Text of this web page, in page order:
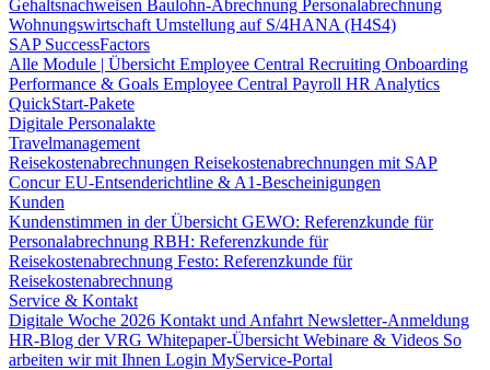
Gehaltsnachweisen Baulohn-Abrechnung Personalabrechnung
Wohnungswirtschaft Umstellung auf S/4HANA (H4S4)
SAP SuccessFactors
Alle Module | Übersicht Employee Central Recruiting Onboarding
Performance & Goals Employee Central Payroll HR Analytics
QuickStart-Pakete
Digitale Personalakte
Travelmanagement
Reisekostenabrechnungen Reisekostenabrechnungen mit SAP
ConcurEU-Entsenderichtline & A1-Bescheinigungen
Kunden
Kundenstimmen in der Übersicht GEWO: Referenzkunde für
Personalabrechnung RBH: Referenzkunde für
Reisekostenabrechnung Festo: Referenzkunde für
Reisekostenabrechnung
Service & Kontakt
Digitale Woche 2026 Kontakt und Anfahrt Newsletter-Anmeldung
HR-Blog der VRG Whitepaper-Übersicht Webinare & Videos So
arbeiten wir mit Ihnen Login MyService-Portal